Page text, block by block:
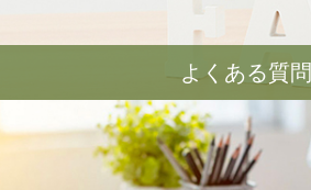
よくある質問